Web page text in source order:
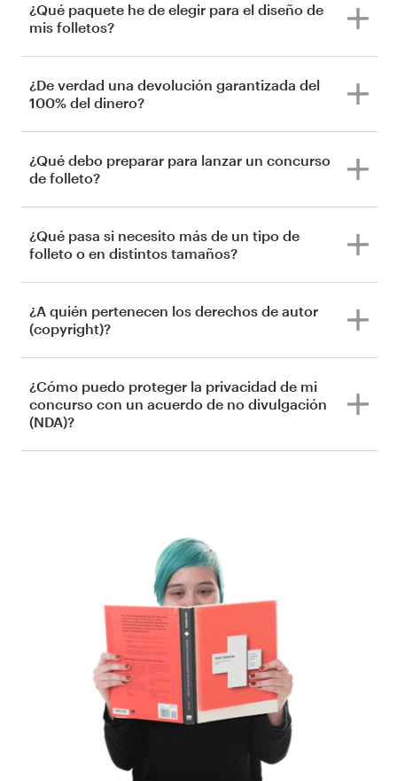
¿Qué paquete he de elegir para el diseño de
mis folletos?
¿De verdad una devolución garantizada del
100% del dinero?
¿Qué debo preparar para lanzar un concurso
de folleto?
¿Qué pasa si necesito más de un tipo de
folleto o en distintos tamaños?
¿A quién pertenecen los derechos de autor
(copyright)?
¿Cómo puedo proteger la privacidad de mi
concurso con un acuerdo de no divulgación
(NDA)?